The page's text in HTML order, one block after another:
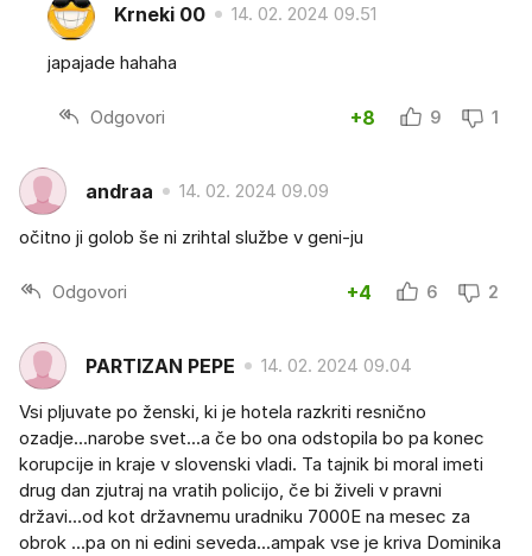
Krneki 00 14. 02. 2024 09.51
japajade hahaha
Odgovori +8 9 1
andraa 14. 02. 2024 09.09
očitno ji golob še ni zrihtal službe v geni-ju
Odgovori +4 6 2
PARTIZAN PEPE 14. 02. 2024 09.04
Vsi pljuvate po ženski, ki je hotela razkriti resnično
ozadje...narobe svet...a če bo ona odstopila bo pa konec
korupcije in kraje v slovenski vladi. Ta tajnik bi moral imeti
drug dan zjutraj na vratih policijo, če bi živeli v pravni
državi...od kot državnemu uradniku 7000E na mesec za
obrok ...pa on ni edini seveda...ampak vse je kriva Dominika